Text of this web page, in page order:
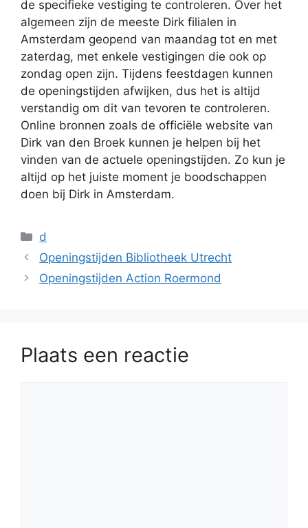
de specifieke vestiging te controleren. Over het
algemeen zijn de meeste Dirk filialen in
Amsterdam geopend van maandag tot en met
zaterdag, met enkele vestigingen die ook op
zondag open zijn. Tijdens feestdagen kunnen
de openingstijden afwijken, dus het is altijd
verstandig om dit van tevoren te controleren.
Online bronnen zoals de officiële website van
Dirk van den Broek kunnen je helpen bij het
vinden van de actuele openingstijden. Zo kun je
altijd op het juiste moment je boodschappen
doen bij Dirk in Amsterdam.
Categorieën
d
Openingstijden Bibliotheek Utrecht
Openingstijden Action Roermond
Plaats een reactie